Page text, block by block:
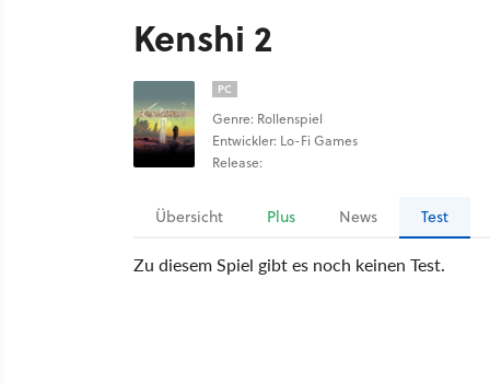
Kenshi 2
PC
Genre: Rollenspiel
Entwickler: Lo-Fi Games
Release:
Übersicht Plus News Test
Zu diesem Spiel gibt es noch keinen Test.